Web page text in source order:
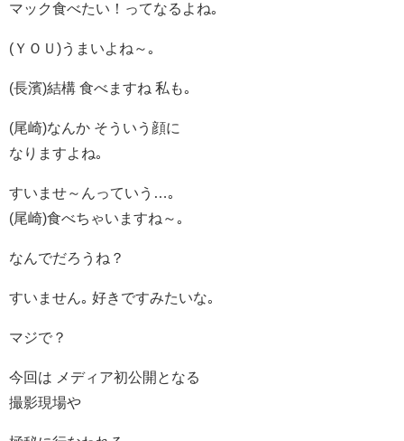
マック食べたい！ってなるよね｡
(ＹＯＵ)うまいよね～｡
(長濱)結構 食べますね 私も｡
(尾崎)なんか そういう顔に
なりますよね｡
すいませ～んっていう…｡
(尾崎)食べちゃいますね～｡
なんでだろうね？
すいません｡ 好きですみたいな｡
マジで？
今回は メディア初公開となる
撮影現場や